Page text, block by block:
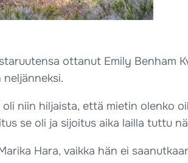
ottanut Emily Benham
niin hiljaista, että mietin olenko
se oli ja sijoitus aika lailla tuttu
Hara, vaikka hän ei